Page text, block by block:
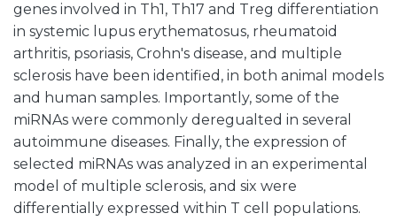
genes involved in Th1, Th17 and Treg differentiation
in systemic lupus erythematosus, rheumatoid
arthritis, psoriasis, Crohn's disease, and multiple
sclerosis have been identified, in both animal models
and human samples. Importantly, some of the
miRNAs were commonly deregualted in several
autoimmune diseases. Finally, the expression of
selected miRNAs was analyzed in an experimental
model of multiple sclerosis, and six were
differentially expressed within T cell populations.